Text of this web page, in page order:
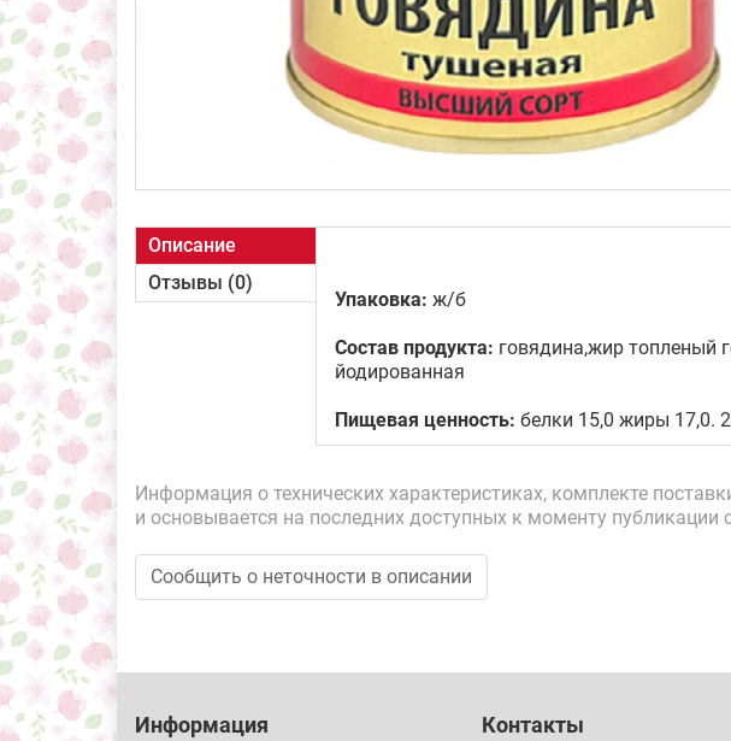
Описание
Отзывы (0)
Упаковка: ж/б
Состав продукта: говядина,жир топленый
йодированная
Пищевая ценность: белки 15,0 жиры 17,0.
Информация о технических характеристиках, комплекте
и основывается на последних доступных к моменту публикации
Сообщить о неточности в описании
Информация Контакты